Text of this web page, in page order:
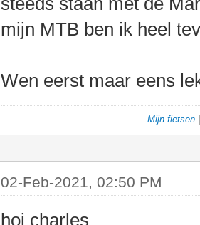
mijn MTB ben ik heel
Wen eerst maar eens
Mijn fietsen
02-Feb-2021, 02:50 PM
hoi charles